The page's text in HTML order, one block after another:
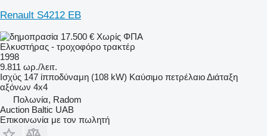
Renault S4212 EB
17.500 € Χωρίς ΦΠΑ
Ελκυστήρας - τροχοφόρο τρακτέρ
1998
9.811 ωρ./λειτ.
Ισχύς 147 ίπποδύναμη (108 kW) Καύσιμο πετρέλαιοΔιάταξη
αξόνων 4x4
Πολωνία, Radom
Auction Baltic UAB
Επικοινωνία με τον πωλητή